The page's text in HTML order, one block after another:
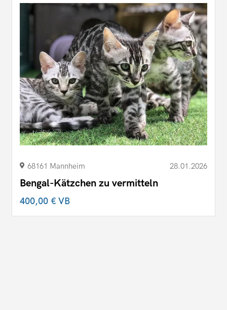
68161 Mannheim 28.01.2026
Bengal-Kätzchen zu vermitteln
400,00 €VB